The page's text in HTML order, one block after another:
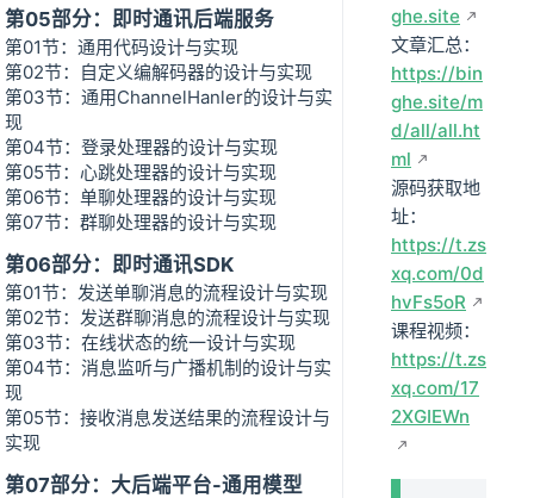
第05部分：即时通讯后端服务
第01节：通用代码设计与实现
第02节：自定义编解码器的设计与实现
第03节：通用ChannelHanler的设计与实
现
第04节：登录处理器的设计与实现
第05节：心跳处理器的设计与实现
第06节：单聊处理器的设计与实现
第07节：群聊处理器的设计与实现
第06部分：即时通讯SDK
第01节：发送单聊消息的流程设计与实现
第02节：发送群聊消息的流程设计与实现
第03节：在线状态的统一设计与实现
第04节：消息监听与广播机制的设计与实
现
第05节：接收消息发送结果的流程设计与
实现
第07部分：大后端平台-通用模型
ghe.site
文章汇总：
https://bin
ghe.site/m
d/all/all.ht
ml
源码获取地
址：
https://t.zs
xq.com/0d
hvFs5oR
课程视频：
https://t.zs
xq.com/17
2XGIEWn